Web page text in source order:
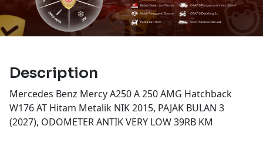
Description
Mercedes Benz Mercy A250 A 250 AMG Hatchback
W176 AT Hitam Metalik NIK 2015, PAJAK BULAN 3
(2027), ODOMETER ANTIK VERY LOW 39RB KM